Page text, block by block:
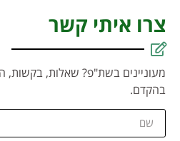
צרו איתי קשר
מעוניינים בשת"פ? שאלות, בקשות,
בהקדם.